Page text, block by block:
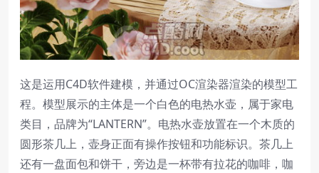
这是运用C4D软件建模，并通过OC渲染器渲染的模型工
程。模型展示的主体是一个白色的电热水壶，属于家电
类目，品牌为“LANTERN”。电热水壶放置在一个木质的
圆形茶几上，壶身正面有操作按钮和功能标识。茶几上
还有一盘面包和饼干，旁边是一杯带有拉花的咖啡，咖